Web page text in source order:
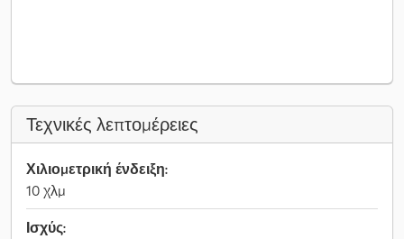
Τεχνικές λεπτομέρειες
Χιλιομετρική ένδειξη:
10 χλμ
Ισχύς: